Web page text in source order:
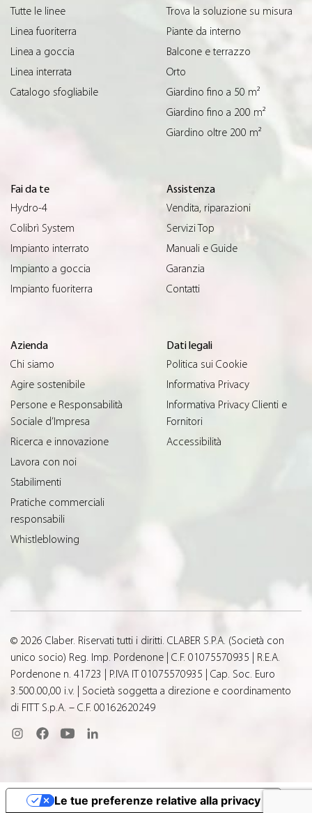
Tutte le linee
Linea fuoriterra
Linea a goccia
Linea interrata
Catalogo sfogliabile
Trova la soluzione su misura
Piante da interno
Balcone e terrazzo
Orto
Giardino fino a 50 m²
Giardino fino a 200 m²
Giardino oltre 200 m²
Fai da te
Hydro-4
Colibrì System
Impianto interrato
Impianto a goccia
Impianto fuoriterra
Assistenza
Vendita, riparazioni
Servizi Top
Manuali e Guide
Garanzia
Contatti
Azienda
Chi siamo
Agire sostenibile
Persone e Responsabilità
Sociale d’Impresa
Ricerca e innovazione
Lavora con noi
Stabilimenti
Pratiche commerciali
responsabili
Whistleblowing
Dati legali
Politica sui Cookie
Informativa Privacy
Informativa Privacy Clienti e
Fornitori
Accessibilità
© 2026 Claber. Riservati tutti i diritti. CLABER S.P.A. (Società con
unico socio) Reg. Imp. Pordenone | C.F. 01075570935 | R.E.A.
Pordenone n. 41723 | P.IVA IT 01075570935 | Cap. Soc. Euro
3.500.00,00 i.v. | Società soggetta a direzione e coordinamento
di FITT S.p.A. – C.F. 00162620249
Le tue preferenze relative alla privacy